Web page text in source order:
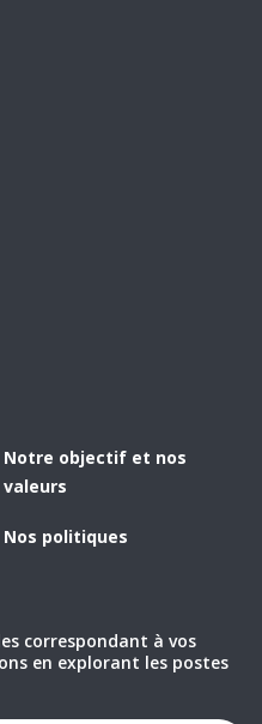
Notre objectif et nos
valeurs
Nos politiques
correspondant à vos
en explorant les postes